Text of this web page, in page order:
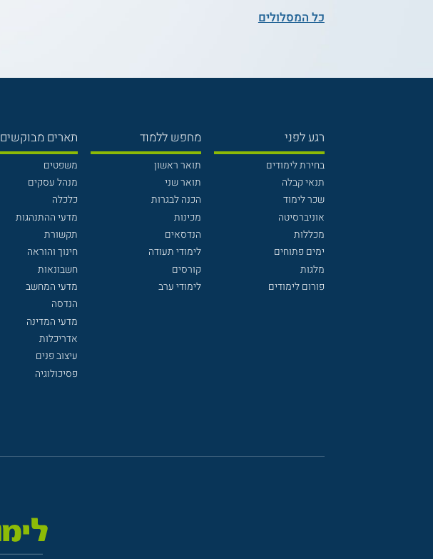
כל המסלולים
רגע לפני
בחירת לימודים
תנאי קבלה
שכר לימוד
אוניברסיטה
מכללות
ימים פתוחים
מלגות
פורום לימודים
מחפש ללמוד
תואר ראשון
תואר שני
הכנה לבגרות
מכינות
הנדסאים
לימודי תעודה
קורסים
לימודי ערב
תארים מבוקשים
משפטים
מנהל עסקים
כלכלה
מדעי ההתנהגות
תקשורת
חינוך והוראה
חשבונאות
מדעי המחשב
הנדסה
מדעי המדינה
אדריכלות
עיצוב פנים
פסיכולוגיה